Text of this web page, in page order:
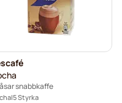
snabbkaffe
5 Styrka